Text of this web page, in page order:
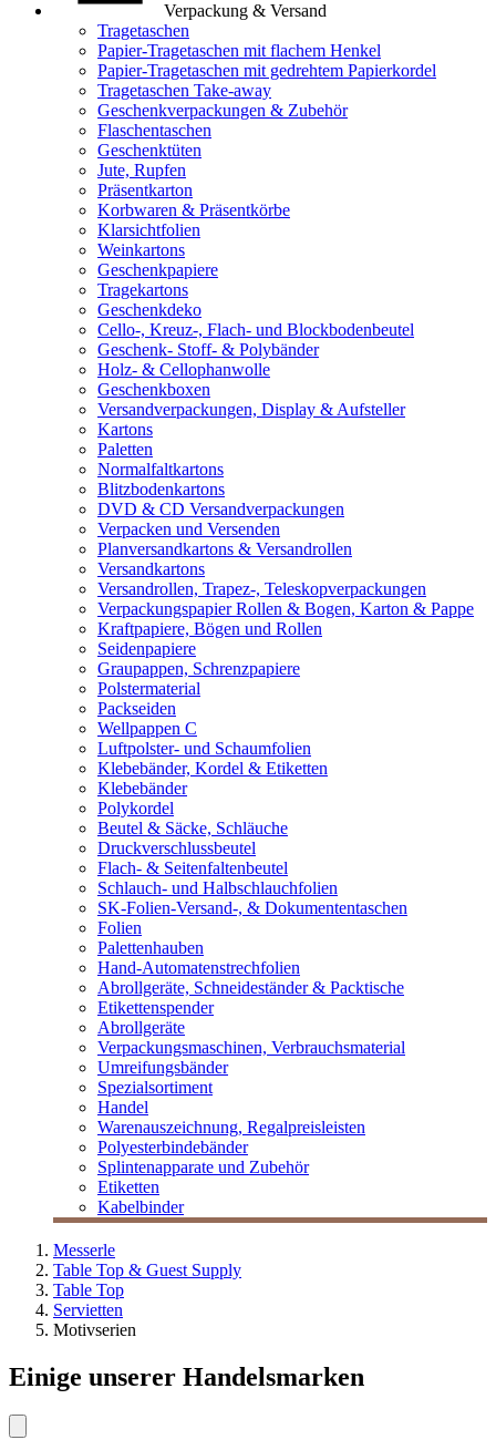
Verpackung & Versand
Tragetaschen
Papier-Tragetaschen mit flachem Henkel
Papier-Tragetaschen mit gedrehtem Papierkordel
Tragetaschen Take-away
Geschenkverpackungen & Zubehör
Flaschentaschen
Geschenktüten
Jute, Rupfen
Präsentkarton
Korbwaren & Präsentkörbe
Klarsichtfolien
Weinkartons
Geschenkpapiere
Tragekartons
Geschenkdeko
Cello-, Kreuz-, Flach- und Blockbodenbeutel
Geschenk- Stoff- & Polybänder
Holz- & Cellophanwolle
Geschenkboxen
Versandverpackungen, Display & Aufsteller
Kartons
Paletten
Normalfaltkartons
Blitzbodenkartons
DVD & CD Versandverpackungen
Verpacken und Versenden
Planversandkartons & Versandrollen
Versandkartons
Versandrollen, Trapez-, Teleskopverpackungen
Verpackungspapier Rollen & Bogen, Karton & Pappe
Kraftpapiere, Bögen und Rollen
Seidenpapiere
Graupappen, Schrenzpapiere
Polstermaterial
Packseiden
Wellpappen C
Luftpolster- und Schaumfolien
Klebebänder, Kordel & Etiketten
Klebebänder
Polykordel
Beutel & Säcke, Schläuche
Druckverschlussbeutel
Flach- & Seitenfaltenbeutel
Schlauch- und Halbschlauchfolien
SK-Folien-Versand-, & Dokumententaschen
Folien
Palettenhauben
Hand-Automatenstrechfolien
Abrollgeräte, Schneideständer & Packtische
Etikettenspender
Abrollgeräte
Verpackungsmaschinen, Verbrauchsmaterial
Umreifungsbänder
Spezialsortiment
Handel
Warenauszeichnung, Regalpreisleisten
Polyesterbindebänder
Splintenapparate und Zubehör
Etiketten
Kabelbinder
Messerle
Table Top & Guest Supply
Table Top
Servietten
Motivserien
Einige unserer Handelsmarken